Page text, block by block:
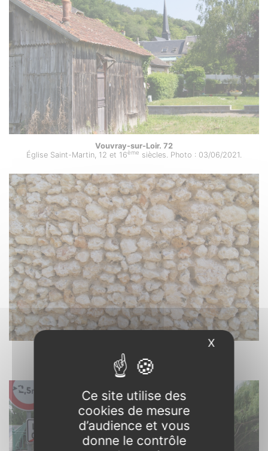
Vouvray-sur-Loir. 72
Église Saint-Martin, 12 et 16ème siècles. Photo : 03/06/2021.
Vouvray-sur-Loir. 72
Moellons de craie. Photo : 03/06/2021.
Ce site utilise des
cookies de mesure
d’audience et vous
donne le contrôle
X Masquer